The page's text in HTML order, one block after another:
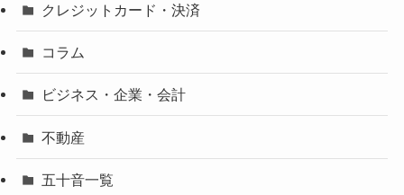
クレジットカード・決済
コラム
ビジネス・企業・会計
不動産
五十音一覧